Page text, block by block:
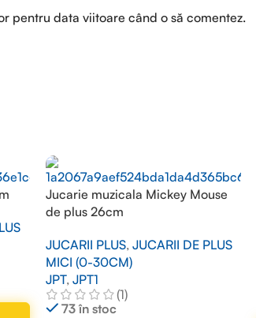
pentru data viitoare când o să comentez.
Jucarie muzicala Mickey Mouse
de plus 26cm
JUCARII PLUS, JUCARII DE PLUS
MICI (0-30CM)
JPT, JPT1
(1)
73 în stoc